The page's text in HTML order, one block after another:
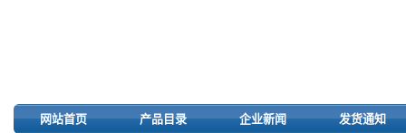
网站首页 产品目录 企业新闻 发货通知